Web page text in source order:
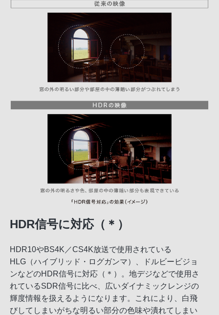
HDR信号に対応（＊）
HDR10やBS4K／CS4K放送で使用されている
HLG（ハイブリッド・ログガンマ）、ドルビービジョ
ンなどのHDR信号に対応（＊）。地デジなどで使用さ
れているSDR信号に比べ、広いダイナミックレンジの
輝度情報を扱えるようになります。これにより、白飛
びしてしまいがちな明るい部分の色味や潰れてしまい